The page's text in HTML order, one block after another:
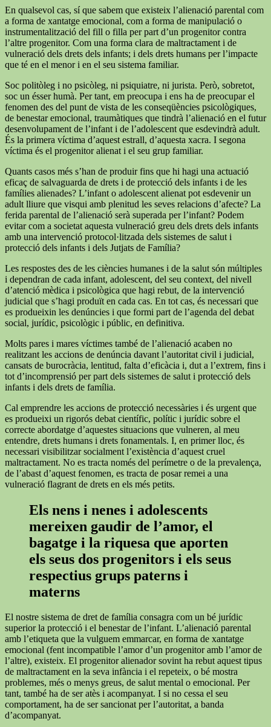
En qualsevol cas, sí que sabem que existeix l’alienació parental com
a forma de xantatge emocional, com a forma de manipulació o
instrumentalització del fill o filla per part d’un progenitor contra
l’altre progenitor. Com una forma clara de maltractament i de
vulneració dels drets dels infants; i dels drets humans per l’impacte
que té en el menor i en el seu sistema familiar.
Soc politòleg i no psicòleg, ni psiquiatre, ni jurista. Però, sobretot,
soc un ésser humà. Per tant, em preocupa i ens ha de preocupar el
fenomen des del punt de vista de les conseqüències psicològiques,
de benestar emocional, traumàtiques que tindrà l’alienació en el futur
desenvolupament de l’infant i de l’adolescent que esdevindrà adult.
És la primera víctima d’aquest estrall, d’aquesta xacra. I segona
víctima és el progenitor alienat i el seu grup familiar.
Quants casos més s’han de produir fins que hi hagi una actuació
eficaç de salvaguarda de drets i de protecció dels infants i de les
famílies alienades? L’infant o adolescent alienat pot esdevenir un
adult lliure que visqui amb plenitud les seves relacions d’afecte? La
ferida parental de l’alienació serà superada per l’infant? Podem
evitar com a societat aquesta vulneració greu dels drets dels infants
amb una intervenció protocol·litzada dels sistemes de salut i
protecció dels infants i dels Jutjats de Família?
Les respostes des de les ciències humanes i de la salut són múltiples
i dependran de cada infant, adolescent, del seu context, del nivell
d’atenció mèdica i psicològica que hagi rebut, de la intervenció
judicial que s’hagi produït en cada cas. En tot cas, és necessari que
es produeixin les denúncies i que formi part de l’agenda del debat
social, jurídic, psicològic i públic, en definitiva.
Molts pares i mares víctimes també de l’alienació acaben no
realitzant les accions de denúncia davant l’autoritat civil i judicial,
cansats de burocràcia, lentitud, falta d’eficàcia i, dut a l’extrem, fins i
tot d’incomprensió per part dels sistemes de salut i protecció dels
infants i dels drets de família.
Cal emprendre les accions de protecció necessàries i és urgent que
es produeixi un rigorós debat científic, polític i jurídic sobre el
correcte abordatge d’aquestes situacions que vulneren, al meu
entendre, drets humans i drets fonamentals. I, en primer lloc, és
necessari visibilitzar socialment l’existència d’aquest cruel
maltractament. No es tracta només del perímetre o de la prevalença,
de l’abast d’aquest fenomen, es tracta de posar remei a una
vulneració flagrant de drets en els més petits.
Els nens i nenes i adolescents
mereixen gaudir de l’amor, el
bagatge i la riquesa que aporten
els seus dos progenitors i els seus
respectius grups paterns i
materns
El nostre sistema de dret de família consagra com un bé jurídic
superior la protecció i el benestar de l’infant. L’alienació parental
amb l’etiqueta que la vulguem emmarcar, en forma de xantatge
emocional (fent incompatible l’amor d’un progenitor amb l’amor de
l’altre), existeix. El progenitor alienador sovint ha rebut aquest tipus
de maltractament en la seva infància i el repeteix, o bé mostra
problemes, més o menys greus, de salut mental o emocional. Per
tant, també ha de ser atès i acompanyat. I si no cessa el seu
comportament, ha de ser sancionat per l’autoritat, a banda
d’acompanyat.